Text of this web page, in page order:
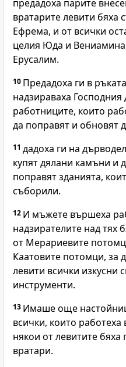
предадоха парите
вратарите левити бяха
Ефрема, и от всички
целия Юда и
Ерусалим.
10 Предадоха ги в
надзираваха Господния
работниците, които
да поправят и обновят
11 дадоха ги на
купят дялани камъни и
поправят зданията,
съборили.
12 И мъжете вършеха
надзирателите над тях
от Мерариевите
Каатовите потомци, за
левити всички изкусни
инструменти.
13 Имаше още
всички, които работеха
някои от левитите
вратари.